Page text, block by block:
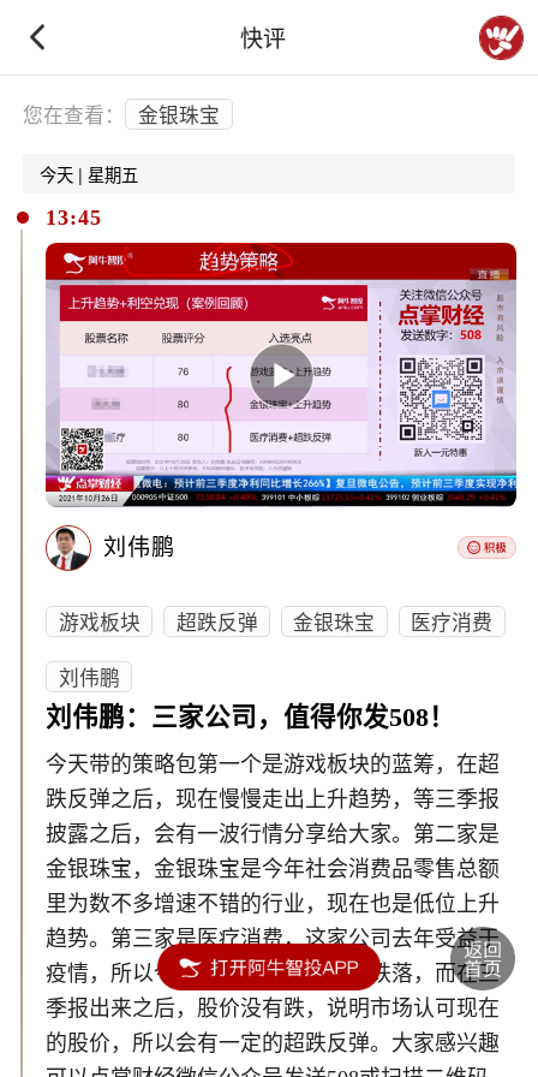
快评
下拉刷新
您在查看： 金银珠宝
今天 | 星期五
13:45
刘伟鹏
游戏板块 超跌反弹 金银珠宝
医疗消费
刘伟鹏
刘伟鹏：三家公司，值得你发508！
今天带的策略包第一个是游戏板块的蓝筹，在超
跌反弹之后，现在慢慢走出上升趋势，等三季报
披露之后，会有一波行情分享给大家。第二家是
金银珠宝，金银珠宝是今年社会消费品零售总额
里为数不多增速不错的行业，现在也是低位上升
趋势。第三家是医疗消费，这家公司去年受益于
疫情，所以今年业绩出不来从高位跌落，而在三
季报出来之后，股价没有跌，说明市场认可现在
的股价，所以会有一定的超跌反弹。大家感兴趣